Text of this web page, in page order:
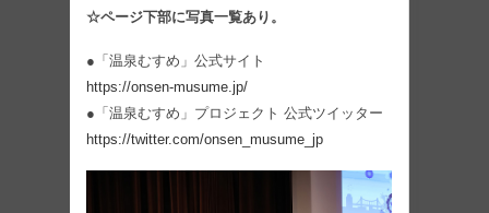
☆ページ下部に写真一覧あり。
●「温泉むすめ」公式サイト
https://onsen-musume.jp/
●「温泉むすめ」プロジェクト 公式ツイッター
https://twitter.com/onsen_musume_jp